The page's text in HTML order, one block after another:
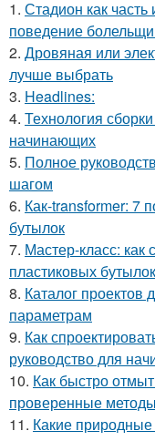
1. Стадион как
поведение
2. Дровяная или
лучше выбрать
3. Headlines:
4. Технология
начинающих
5. Полное
шагом
6. Как-transformer: 7
бутылок
7. Мастер-класс: как
пластиковых бутылок
8. Каталог
параметрам
9. Как
руководство для
10. Как быстро
проверенные методы
11. Какие природные